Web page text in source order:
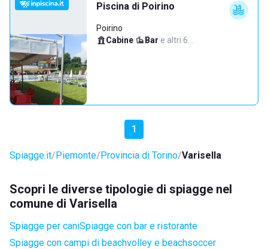
Piscina di Poirino
Poirino
Cabine· Bar·e altri 6…
1
Spiagge.it Piemonte Provincia di Torino Varisella
Scopri le diverse tipologie di spiagge nel
comune di Varisella
Spiagge per caniSpiagge con bar e ristorante
Spiagge con campi di beachvolley e beachsoccer